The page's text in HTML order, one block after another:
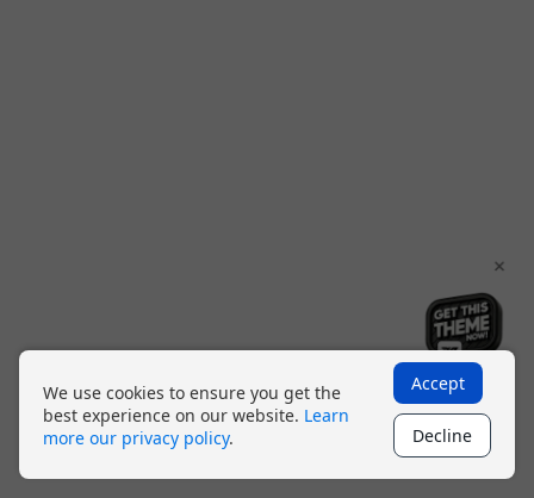
×
We use cookies to ensure you get the
best experience on our website. Learn
more our privacy policy.
Accept
Decline